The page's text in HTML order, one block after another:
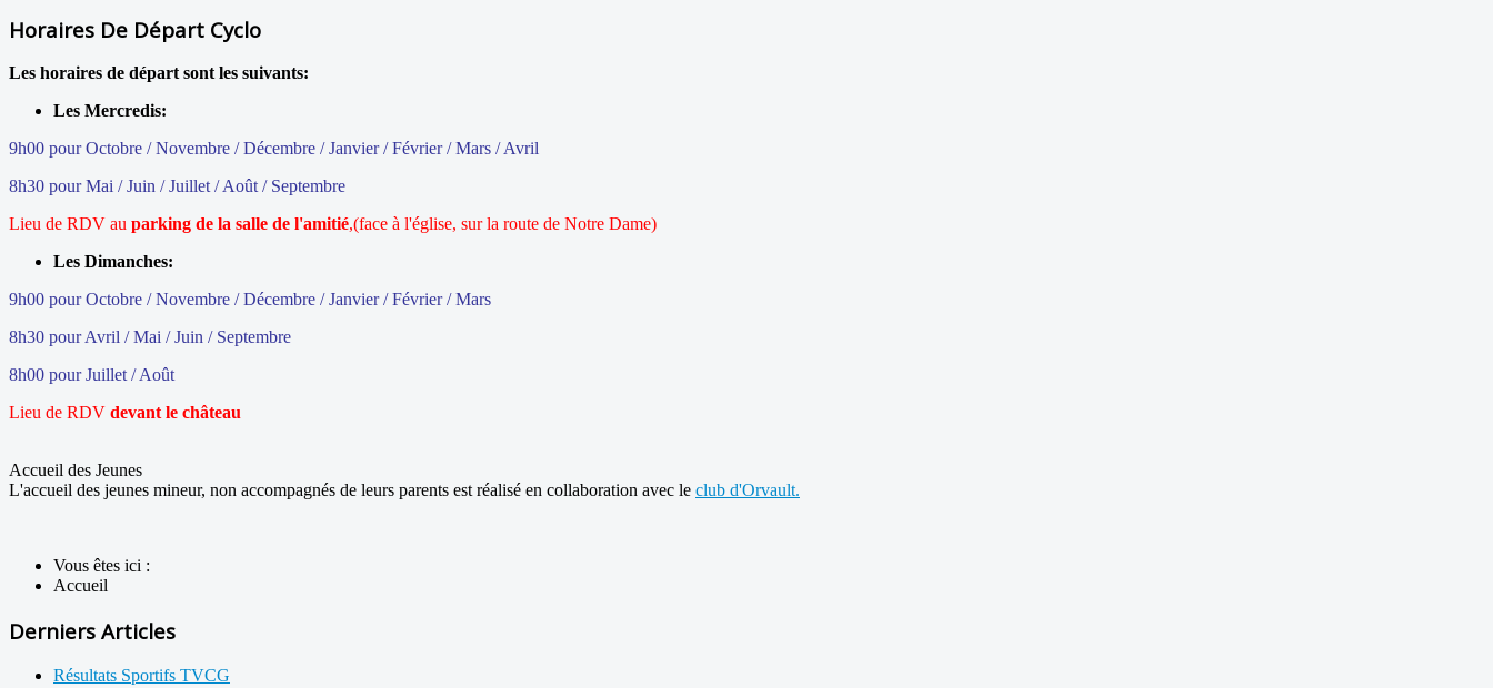
Horaires De Départ Cyclo
Les horaires de départ sont les suivants:
Les Mercredis:
9h00 pour Octobre / Novembre / Décembre / Janvier / Février / Mars / Avril
8h30 pour Mai / Juin / Juillet / Août / Septembre
Lieu de RDV au parking de la salle de l'amitié,(face à l'église, sur la route de Notre Dame)
Les Dimanches:
9h00 pour Octobre / Novembre / Décembre / Janvier / Février / Mars
8h30 pour Avril / Mai / Juin / Septembre
8h00 pour Juillet / Août
Lieu de RDV devant le château
Accueil des Jeunes
L'accueil des jeunes mineur, non accompagnés de leurs parents est réalisé en collaboration avec le club d'Orvault.
Vous êtes ici :
Accueil
Derniers Articles
Résultats Sportifs TVCG